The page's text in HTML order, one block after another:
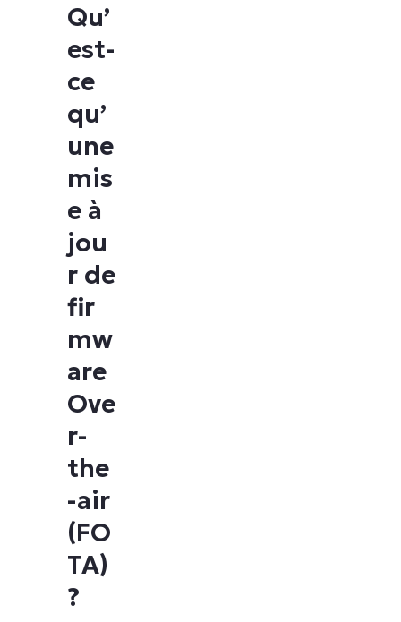
Qu’
est-
ce
qu’
une
mis
e à
jou
r de
fir
mw
are
Ove
r-
the
-air
(FO
TA)
?